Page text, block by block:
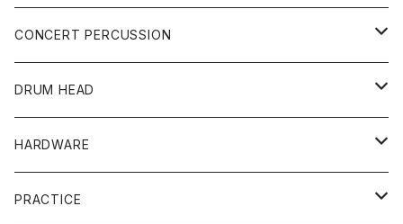
YAMAHA
PEARL
SNARE
TAMA
PEARL
CYMBAL
ZILDJIAN
SABIAN
ACCESSORY
MUTE
STICK
CAJON
CONGA
BONGO
TABLA BONGO
DJEMBE
CONCERT PERCUSSION
CONCERT SNARE
CONCERT CYMBAL
PAIR CYMBAL
小物楽器
DRUM HEAD
SNARE HEAD
REMO
TOM HEAD
HARDWARE
Cymbal Stands
PRACTICE